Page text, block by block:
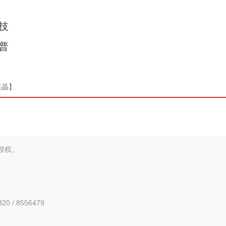
】
。
/ 8556479